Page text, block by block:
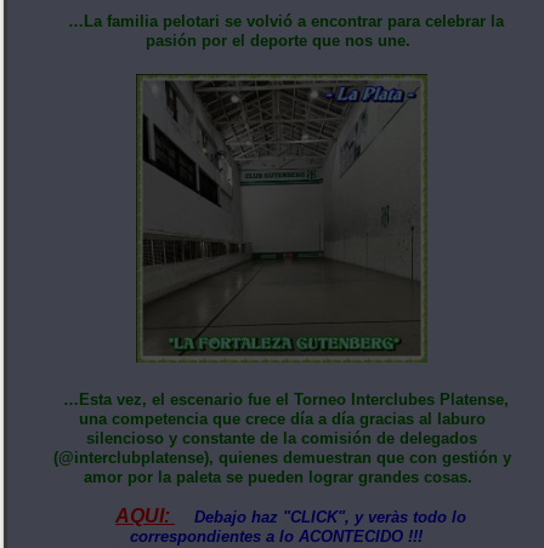
…La familia pelotari se volvió a encontrar para celebrar la
pasión por el deporte que nos une.
…Esta vez, el escenario fue el Torneo Interclubes Platense,
una competencia que crece día a día gracias al laburo
silencioso y constante de la comisión de delegados
(@interclubplatense), quienes demuestran que con gestión y
amor por la paleta se pueden lograr grandes cosas.
AQUI:
Debajo haz "CLICK", y veràs todo lo
correspondientes a lo ACONTECIDO !!!